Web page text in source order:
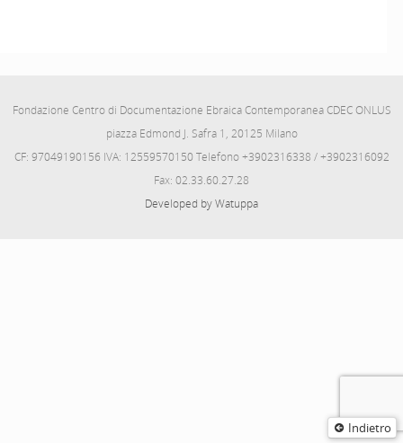
Indietro
Fondazione Centro di Documentazione Ebraica Contemporanea CDEC ONLUS
piazza Edmond J. Safra 1, 20125 Milano
CF: 97049190156 IVA: 12559570150 Telefono +3902316338 / +3902316092
Fax: 02.33.60.27.28
Developed by Watuppa